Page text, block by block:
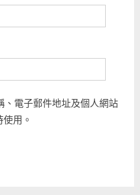
、電子郵件地址及個人網站
用。